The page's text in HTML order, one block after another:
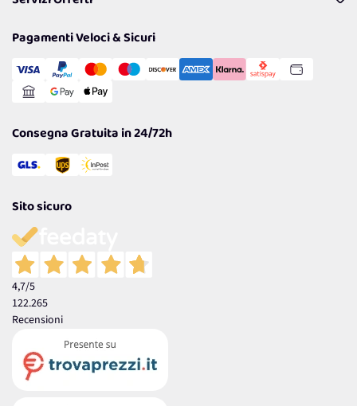
Politiche per la parità di genere
Cookie Policy
Gestisci Cookie
Reso Facile e Veloce
Pagamenti Veloci & Sicuri
Consegna Gratuita in 24/72h
Sito sicuro
4,7/5
122.265
Recensioni